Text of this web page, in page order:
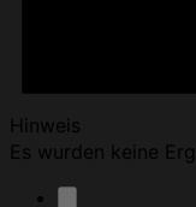
Hinweis
Es wurden keine